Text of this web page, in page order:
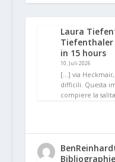
Laura
Tiefenthaler
in 15 hours
10. Juli 2026
[…] via
difficili. Questa
compiere la